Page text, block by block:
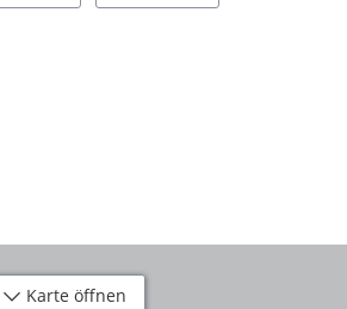
Karte öffnen